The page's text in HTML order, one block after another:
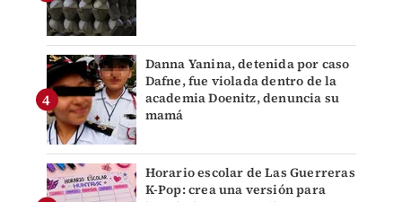
Danna Yanina, detenida por caso
Dafne, fue violada dentro de la
academia Doenitz, denuncia su
mamá
Horario escolar de Las Guerreras
K-Pop: crea una versión para